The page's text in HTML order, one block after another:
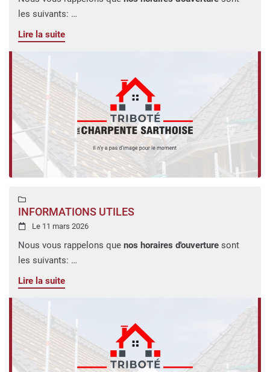
les suivants:
Lundi au samedi : 8h00 a 20h00Vous pouvez retrouver
toutes nos photos sur
Pour toutes questions, n'hésitez pas à nous contacter via
notre formulaire de contact ou par téléphone au
79 84
Pensez à nous ajouter (guillaume.tribote@orange.fr
adresses pour faciliter nos échanges.
Nous vous souhaitons une agréable visite sur notre site, à
bientôt.
L'équipe de Charpente Sarthoise
Lire la suite

INFORMATIONS UTILES
 Le 11 mars 2026
Nous vous rappelons que nos horaires d'ouverture sont
les suivants:
Lundi au samedi : 8h00 a 20h00Vous pouvez retrouver
toutes nos photos sur
notre formulaire de contact ou par téléphone au
79 84
Pensez à nous ajouter (guillaume.tribote@orange.fr
adresses pour faciliter nos échanges.
Lire la suite